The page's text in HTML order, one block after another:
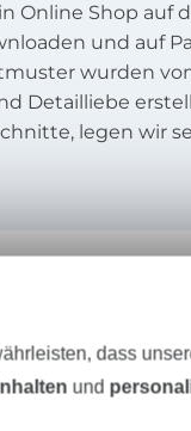
Online Shop auf
und auf
wurden
Detailliebe
legen wir
und
dazu
dass
und